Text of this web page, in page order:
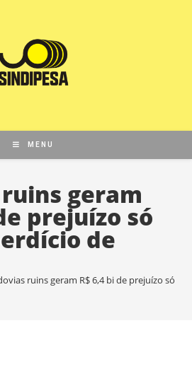
MENU
geram
prejuízo só
de
ruins geram R$ 6,4 bi de prejuízo só